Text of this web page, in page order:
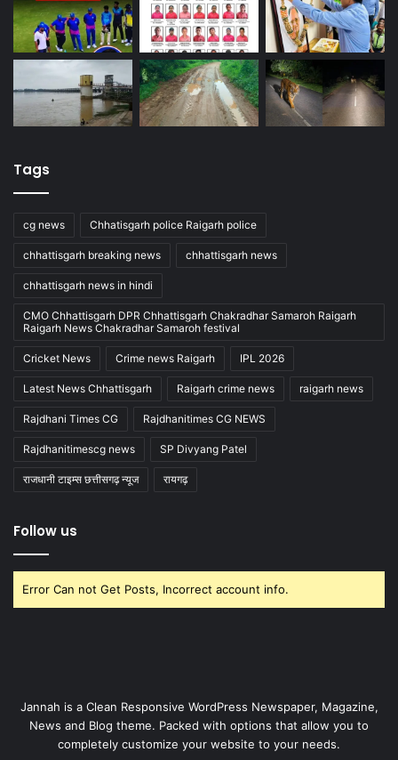
Tags
cg news Chhatisgarh police Raigarh police
chhattisgarh breaking news chhattisgarh news
chhattisgarh news in hindi
CMO Chhattisgarh DPR Chhattisgarh Chakradhar Samaroh Raigarh
Raigarh News Chakradhar Samaroh festival
Cricket News Crime news Raigarh IPL 2026
Latest News Chhattisgarh Raigarh crime news raigarh news
Rajdhani Times CG Rajdhanitimes CG NEWS
Rajdhanitimescg news SP Divyang Patel
राजधानी टाइम्स छत्तीसगढ़ न्यूज रायगढ़
Follow us
Error Can not Get Posts, Incorrect account info.
Jannah is a Clean Responsive WordPress Newspaper, Magazine,
News and Blog theme. Packed with options that allow you to
completely customize your website to your needs.